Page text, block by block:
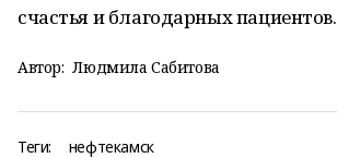
счастья и благодарных пациентов.
Автор: Людмила Сабитова
Теги: нефтекамск